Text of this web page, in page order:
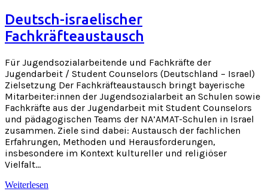
Deutsch-israelischer
Fachkräfteaustausch
Für Jugendsozialarbeitende und Fachkräfte der
Jugendarbeit / Student Counselors (Deutschland – Israel)
Zielsetzung Der Fachkräfteaustausch bringt bayerische
Mitarbeiter:innen der Jugendsozialarbeit an Schulen sowie
Fachkräfte aus der Jugendarbeit mit Student Counselors
und pädagogischen Teams der NA’AMAT-Schulen in Israel
zusammen. Ziele sind dabei: Austausch der fachlichen
Erfahrungen, Methoden und Herausforderungen,
insbesondere im Kontext kultureller und religiöser
Vielfalt…
Weiterlesen